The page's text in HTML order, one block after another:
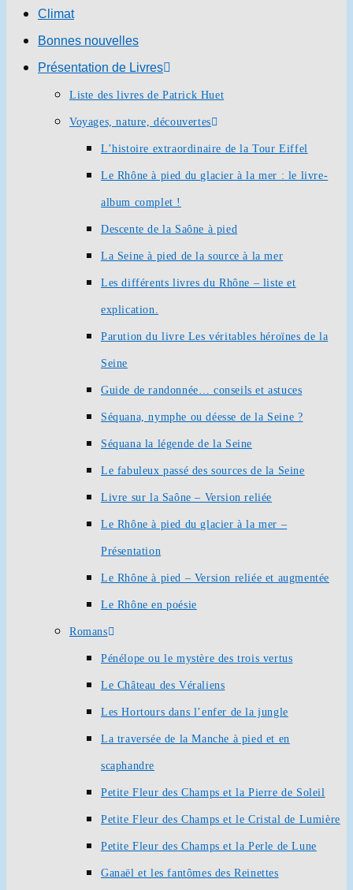
Climat
Bonnes nouvelles
Présentation de Livres
Liste des livres de Patrick Huet
Voyages, nature, découvertes
L’histoire extraordinaire de la Tour Eiffel
Le Rhône à pied du glacier à la mer : le livre-
album complet !
Descente de la Saône à pied
La Seine à pied de la source à la mer
Les différents livres du Rhône – liste et
explication.
Parution du livre Les véritables héroïnes de la
Seine
Guide de randonnée… conseils et astuces
Séquana, nymphe ou déesse de la Seine ?
Séquana la légende de la Seine
Le fabuleux passé des sources de la Seine
Livre sur la Saône – Version reliée
Le Rhône à pied du glacier à la mer –
Présentation
Le Rhône à pied – Version reliée et augmentée
Le Rhône en poésie
Romans
Pénélope ou le mystère des trois vertus
Le Château des Véraliens
Les Hortours dans l’enfer de la jungle
La traversée de la Manche à pied et en
scaphandre
Petite Fleur des Champs et la Pierre de Soleil
Petite Fleur des Champs et le Cristal de Lumière
Petite Fleur des Champs et la Perle de Lune
Ganaël et les fantômes des Reinettes